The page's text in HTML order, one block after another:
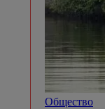
Общество